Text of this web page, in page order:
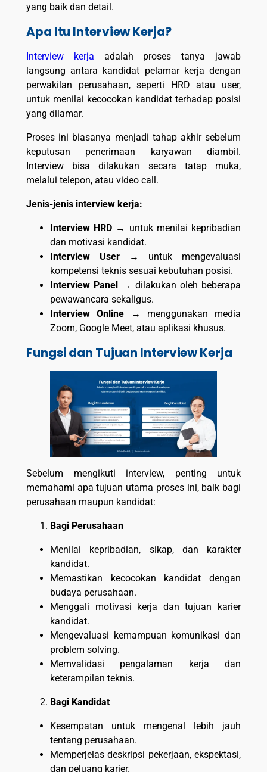
yang baik dan detail.
Apa Itu Interview Kerja?
Interview kerja adalah proses tanya jawab
langsung antara kandidat pelamar kerja dengan
perwakilan perusahaan, seperti HRD atau user,
untuk menilai kecocokan kandidat terhadap posisi
yang dilamar.
Proses ini biasanya menjadi tahap akhir sebelum
keputusan penerimaan karyawan diambil.
Interview bisa dilakukan secara tatap muka,
melalui telepon, atau video call.
Jenis-jenis interview kerja:
Interview HRD → untuk menilai kepribadian
dan motivasi kandidat.
Interview User → untuk mengevaluasi
kompetensi teknis sesuai kebutuhan posisi.
Interview Panel → dilakukan oleh beberapa
pewawancara sekaligus.
Interview Online → menggunakan media
Zoom, Google Meet, atau aplikasi khusus.
Fungsi dan Tujuan Interview Kerja
Sebelum mengikuti interview, penting untuk
memahami apa tujuan utama proses ini, baik bagi
perusahaan maupun kandidat:
Bagi Perusahaan
Menilai kepribadian, sikap, dan karakter
kandidat.
Memastikan kecocokan kandidat dengan
budaya perusahaan.
Menggali motivasi kerja dan tujuan karier
kandidat.
Mengevaluasi kemampuan komunikasi dan
problem solving.
Memvalidasi pengalaman kerja dan
keterampilan teknis.
Bagi Kandidat
Kesempatan untuk mengenal lebih jauh
tentang perusahaan.
Memperjelas deskripsi pekerjaan, ekspektasi,
dan peluang karier.